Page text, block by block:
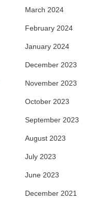
March 2024
February 2024
January 2024
December 2023
November 2023
October 2023
September 2023
August 2023
July 2023
June 2023
December 2021